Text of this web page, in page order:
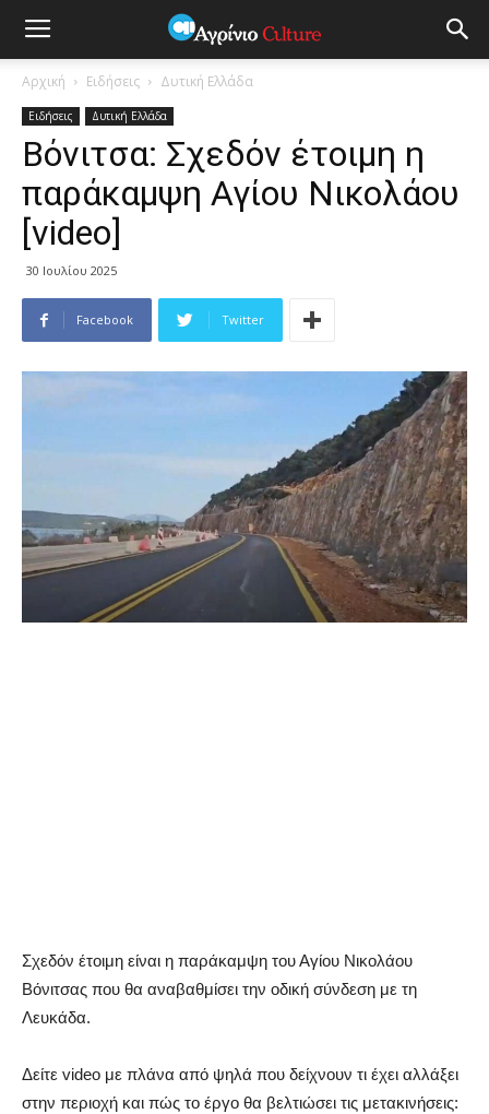
Αρχική Ειδήσεις Δυτική Ελλάδα
Ειδήσεις Δυτική Ελλάδα
Βόνιτσα: Σχεδόν έτοιμη η
παράκαμψη Αγίου Νικολάου
[video]
30 Ιουλίου 2025
Facebook Twitter
Σχεδόν έτοιμη είναι η παράκαμψη του Αγίου Νικολάου
Βόνιτσας που θα αναβαθμίσει την οδική σύνδεση με τη
Λευκάδα.
Δείτε video με πλάνα από ψηλά που δείχνουν τι έχει αλλάξει
στην περιοχή και πώς το έργο θα βελτιώσει τις μετακινήσεις: